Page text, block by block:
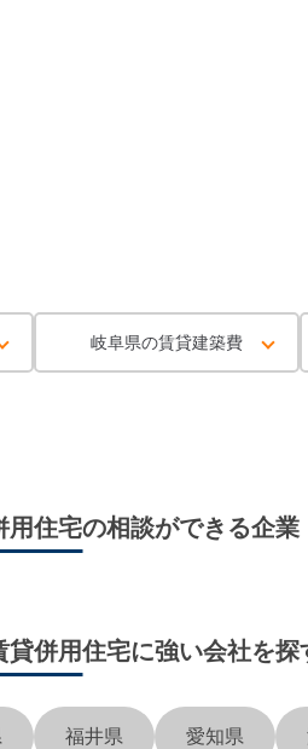
岐阜県の賃貸建築費
用住宅の相談ができる企業
貸併用住宅に強い会社を探
福井県 愛知県